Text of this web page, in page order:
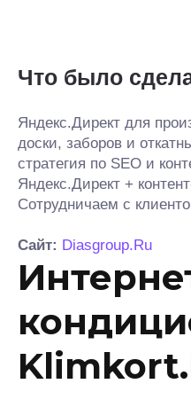
Что было
Яндекс.Директ для
доски, заборов и
стратегия по SEO и
Яндекс.Директ +
Сотрудничаем с
Сайт: Diasgroup.Ru